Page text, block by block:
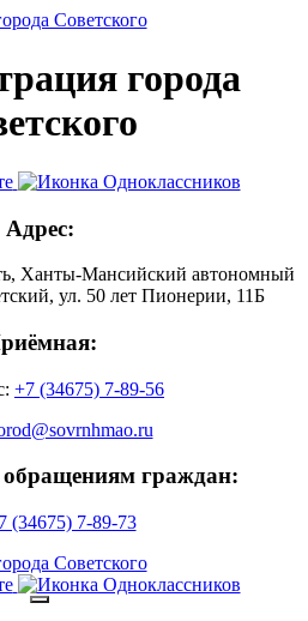
города
Адрес:
Ханты-Мансийский автономный
ул. 50 лет Пионерии, 11Б
+7 (34675) 7-89-56
обращениям граждан:
(34675) 7-89-73